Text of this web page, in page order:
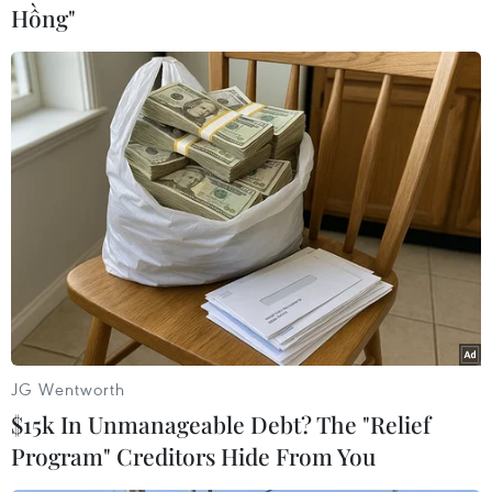
Nguyễn Ngọc Hòa, Chủ tịch Hiệp hội Doanh
nghiệp Thành phố Hồ Chí Minh, nhận định cần
tập trung đàm phán để đạt điều kiện thuận lợi
nhất.
Hồng"
JG Wentworth
$15k In Unmanageable Debt? The "Relief
Program" Creditors Hide From You